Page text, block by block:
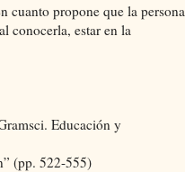
cuanto propone que la persona
conocerla, estar en la
Educación y
(pp. 522-555)